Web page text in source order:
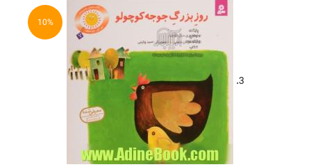
10%
3.